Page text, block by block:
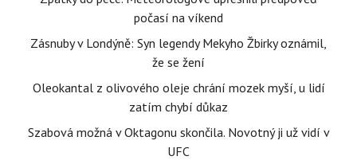
počasí na víkend
Zásnuby v Londýně: Syn legendy Mekyho Žbirky oznámil,
že se žení
Oleokantal z olivového oleje chrání mozek myší, u lidí
zatím chybí důkaz
Szabová možná v Oktagonu skončila. Novotný ji už vidí v
UFC